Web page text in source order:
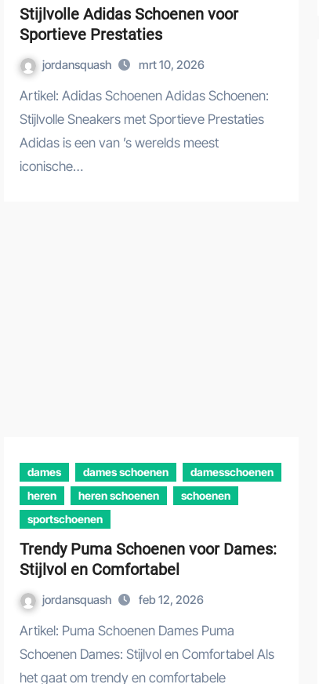
Stijlvolle Adidas Schoenen voor
Sportieve Prestaties
jordansquash mrt 10, 2026
Artikel: Adidas Schoenen Adidas Schoenen:
Stijlvolle Sneakers met Sportieve Prestaties
Adidas is een van ’s werelds meest
iconische…
dames dames schoenen
damesschoenen
heren
heren schoenen
schoenen
sportschoenen
Trendy Puma Schoenen voor Dames:
Stijlvol en Comfortabel
jordansquash feb 12, 2026
Artikel: Puma Schoenen Dames Puma
Schoenen Dames: Stijlvol en Comfortabel Als
het gaat om trendy en comfortabele